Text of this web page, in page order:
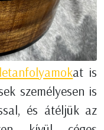
at is
személyesen is
és átéljük az